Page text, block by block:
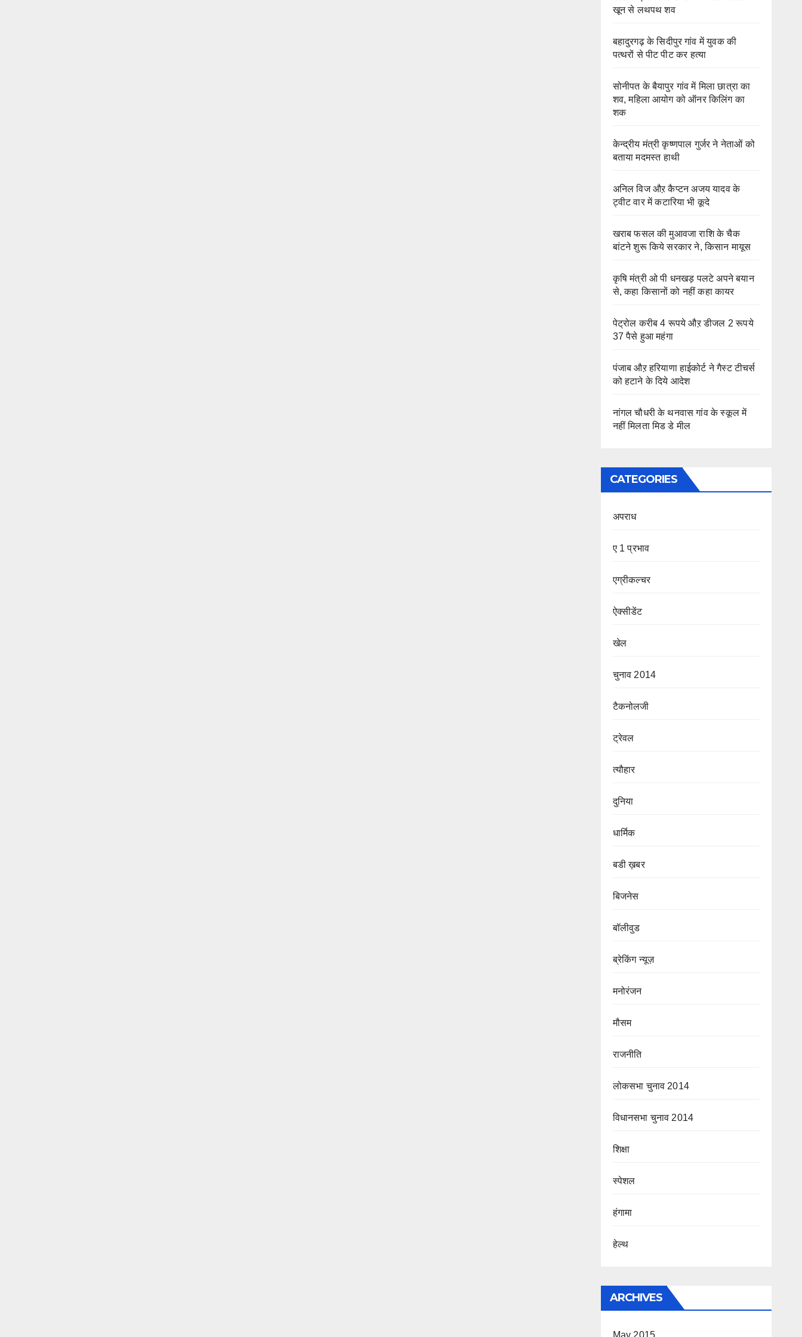
खून से लथपथ शव
बहादुरगढ़ के सिदीपुर गांव में युवक की
पत्थरों से पीट पीट कर हत्या
सोनीपत के बैयापुर गांव में मिला छात्रा का
शव, महिला आयोग को ऑनर किलिंग का
शक
केन्द्रीय मंत्री कृष्णपाल गुर्जर ने नेताओं को
बताया मदमस्त हाथी
अनिल विज औऱ कैप्टन अजय यादव के
ट्वीट वार में कटारिया भी कूदे
खराब फसल की मुआवजा राशि के चैक
बांटने शुरू किये सरकार ने, किसान मायूस
कृषि मंत्री ओ पी धनखड़ पलटे अपने बयान
से, कहा किसानों को नहीं कहा कायर
पेट्रोल करीब 4 रूपये औऱ डीजल 2 रूपये
37 पैसे हुआ महंगा
पंजाब औऱ हरियाणा हाईकोर्ट ने गैस्ट टीचर्स
को हटाने के दिये आदेश
नांगल चौधरी के थनवास गांव के स्कूल में
नहीं मिलता मिड डे मील
CATEGORIES
अपराध
ए 1 प्रभाव
एग्रीकल्चर
ऐक्सीडेंट
खेल
चुनाव 2014
टैकनोलजी
ट्रेवल
त्यौहार
दुनिया
धार्मिक
बडी ख़बर
बिजनेस
बॉलीवुड
ब्रेकिंग न्यूज़
मनोरंजन
मौसम
राजनीति
लोकसभा चुनाव 2014
विधानसभा चुनाव 2014
शिक्षा
स्पेशल
हंगामा
हेल्थ
ARCHIVES
May 2015